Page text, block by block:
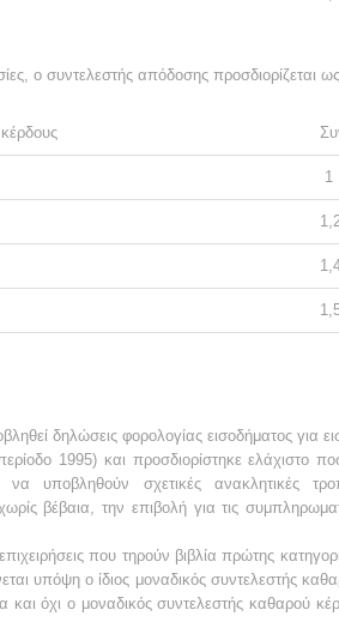
ο συντελεστής απόδοσης προσδιορίζεται
1
1
δηλώσεις φορολογίας εισοδήματος για
1995) και προσδιορίστηκε ελάχιστο
να υποβληθούν σχετικές ανακλητικές
βέβαια, την επιβολή για τις
που τηρούν βιβλία πρώτης
υπόψη ο ίδιος μοναδικός συντελεστής
και όχι ο μοναδικός συντελεστής καθαρού